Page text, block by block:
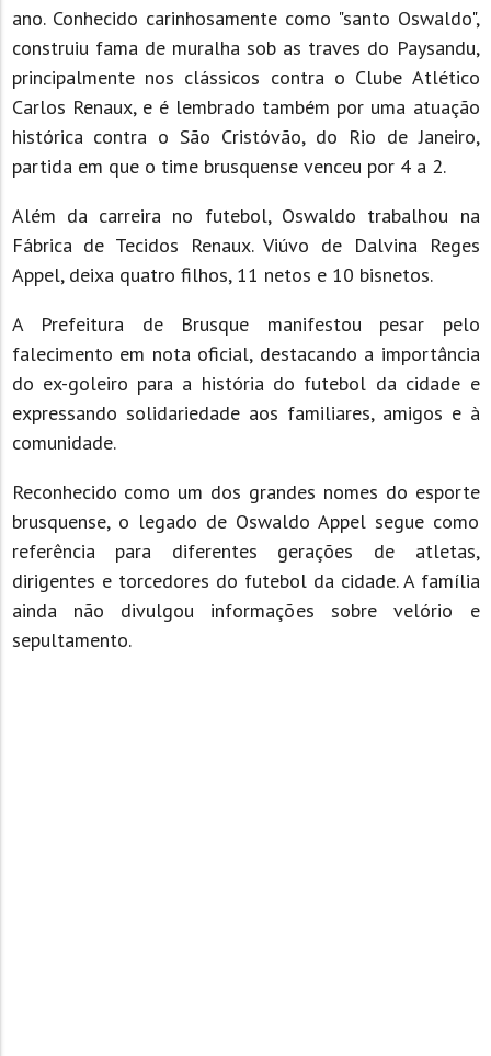
ano. Conhecido carinhosamente como "santo Oswaldo",
construiu fama de muralha sob as traves do Paysandu,
principalmente nos clássicos contra o Clube Atlético
Carlos Renaux, e é lembrado também por uma atuação
histórica contra o São Cristóvão, do Rio de Janeiro,
partida em que o time brusquense venceu por 4 a 2.
Além da carreira no futebol, Oswaldo trabalhou na
Fábrica de Tecidos Renaux. Viúvo de Dalvina Reges
Appel, deixa quatro filhos, 11 netos e 10 bisnetos.
A Prefeitura de Brusque manifestou pesar pelo
falecimento em nota oficial, destacando a importância
do ex-goleiro para a história do futebol da cidade e
expressando solidariedade aos familiares, amigos e à
comunidade.
Reconhecido como um dos grandes nomes do esporte
brusquense, o legado de Oswaldo Appel segue como
referência para diferentes gerações de atletas,
dirigentes e torcedores do futebol da cidade. A família
ainda não divulgou informações sobre velório e
sepultamento.